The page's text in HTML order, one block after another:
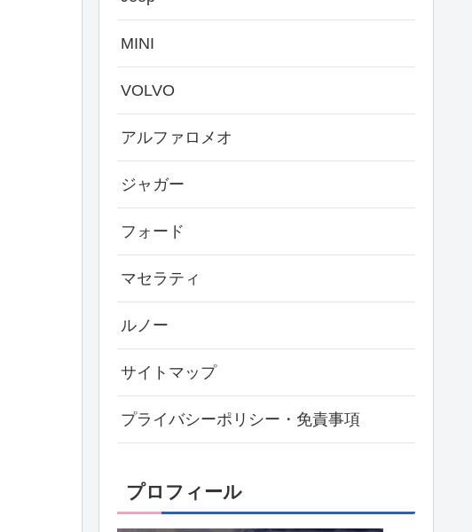
MINI
VOLVO
アルファロメオ
ジャガー
フォード
マセラティ
ルノー
サイトマップ
プライバシーポリシー・免責事項
プロフィール